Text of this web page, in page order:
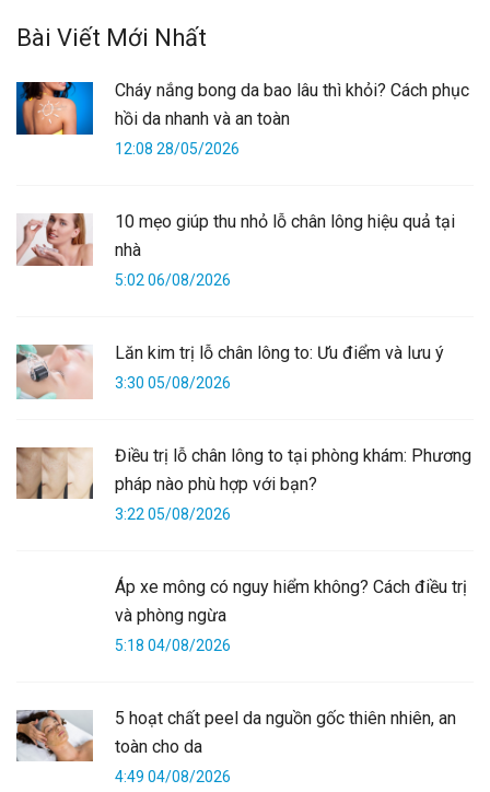
Bài Viết Mới Nhất
Cháy nắng bong da bao lâu thì khỏi? Cách phục
hồi da nhanh và an toàn
12:08 28/05/2026
10 mẹo giúp thu nhỏ lỗ chân lông hiệu quả tại
nhà
5:02 06/08/2026
Lăn kim trị lỗ chân lông to: Ưu điểm và lưu ý
3:30 05/08/2026
Điều trị lỗ chân lông to tại phòng khám: Phương
pháp nào phù hợp với bạn?
3:22 05/08/2026
Áp xe mông có nguy hiểm không? Cách điều trị
và phòng ngừa
5:18 04/08/2026
5 hoạt chất peel da nguồn gốc thiên nhiên, an
toàn cho da
4:49 04/08/2026